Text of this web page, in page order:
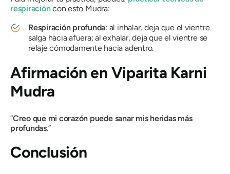
respiracióncon esto Mudra:
Respiración profunda: al inhalar, deja que el vientre
salga hacia afuera; al exhalar, deja que el vientre se
relaje cómodamente hacia adentro.
Afirmación en Viparita Karni
Mudra
“Creo que mi corazón puede sanar mis heridas más
profundas.”
Conclusión